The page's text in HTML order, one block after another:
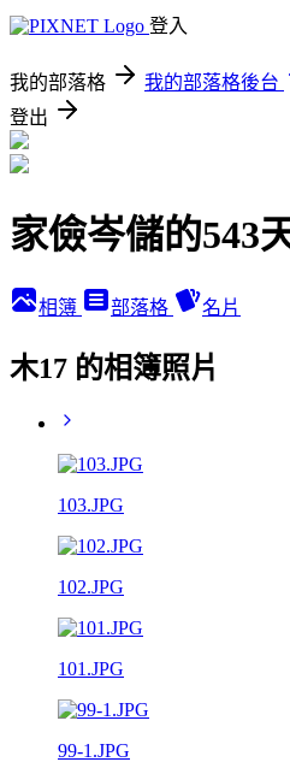
登入
我的部落格 我的部落格後台
登出
家儉岑儲的543
相簿 部落格 名片
木17 的相簿照片
103.JPG
102.JPG
101.JPG
99-1.JPG